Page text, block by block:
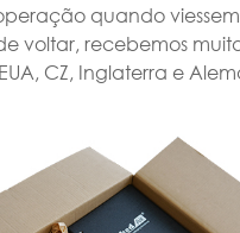
quando
voltar, recebemos
CZ, Inglaterra e